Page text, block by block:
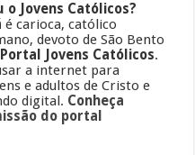
o Jovens Católicos?
é carioca, católico
devoto de São Bento
Portal Jovens Católicos.
a internet para
e adultos de Cristo e
digital. Conheça
do portal